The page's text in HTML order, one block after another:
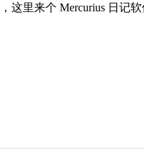
这里来个 Mercurius 日记